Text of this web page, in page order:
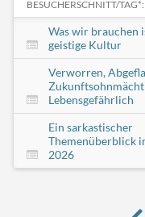
BESUCHERSCHNITT/TAG*:
Was wir brauchen
geistige Kultur
Verworren,
Lebensgefährlich
Ein sarkastischer
Themenüberblick
2026